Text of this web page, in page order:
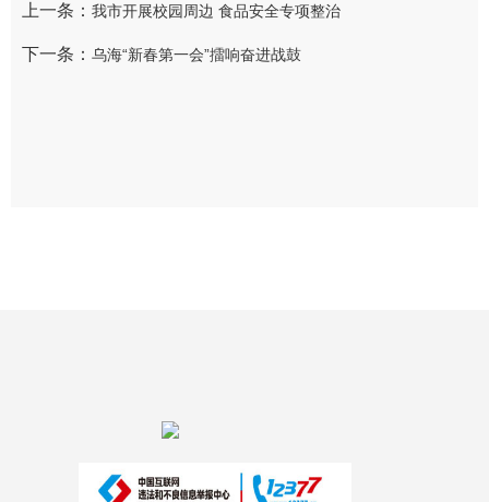
上一条： 我市开展校园周边 食品安全专项整治
下一条： 乌海“新春第一会”擂响奋进战鼓